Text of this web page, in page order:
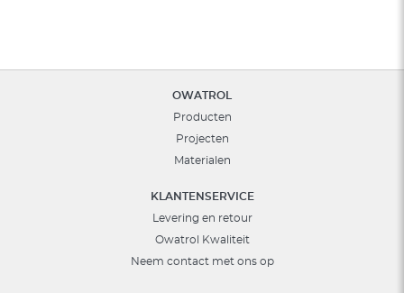
OWATROL
Producten
Projecten
Materialen
KLANTENSERVICE
Levering en retour
Owatrol Kwaliteit
Neem contact met ons op